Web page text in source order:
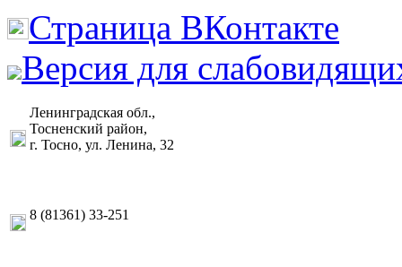
Страница ВКонтакте
Версия для
Ленинградская обл.,
Тосненский район,
г. Тосно, ул. Ленина, 32
8 (81361) 33-251